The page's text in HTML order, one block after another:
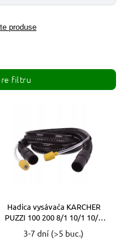
produse
filtru
Hadica vysávača KARCHER
PUZZI 100 200 8/1 10/1 10/2
sacia 2,5m trubica VYPR
3-7 dní (>5 buc.)